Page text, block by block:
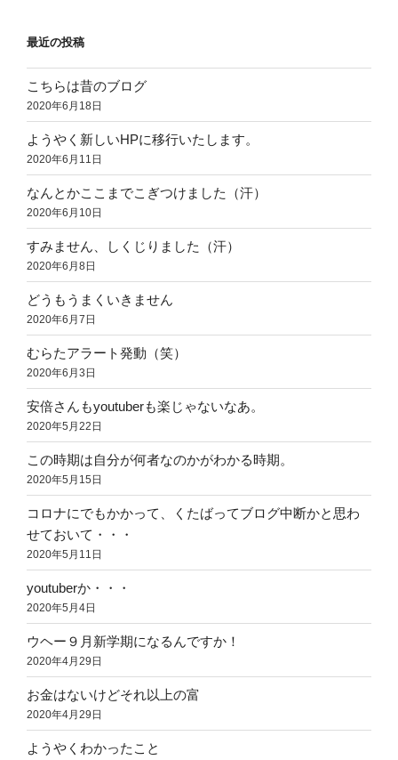
最近の投稿
こちらは昔のブログ
2020年6月18日
ようやく新しいHPに移行いたします。
2020年6月11日
なんとかここまでこぎつけました（汗）
2020年6月10日
すみません、しくじりました（汗）
2020年6月8日
どうもうまくいきません
2020年6月7日
むらたアラート発動（笑）
2020年6月3日
安倍さんもyoutuberも楽じゃないなあ。
2020年5月22日
この時期は自分が何者なのかがわかる時期。
2020年5月15日
コロナにでもかかって、くたばってブログ中断かと思わ
せておいて・・・
2020年5月11日
youtuberか・・・
2020年5月4日
ウヘー９月新学期になるんですか！
2020年4月29日
お金はないけどそれ以上の富
2020年4月29日
ようやくわかったこと